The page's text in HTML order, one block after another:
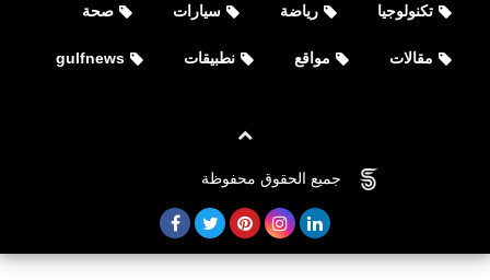
جنى مقداد Jana Miqdad instagram-
facebook-youtube-snapchat
تكنولوجيا رياضة سيارات صحة
مقالات مواقع نطبيقات gulfnews
جميع الحقوق محفوظة